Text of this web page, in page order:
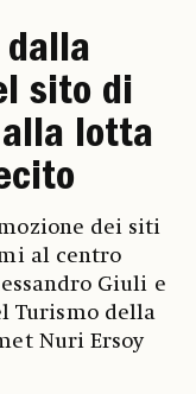
dalla
sito di
alla lotta
dei siti
al centro
Giuli e
Turismo della
Nuri Ersoy